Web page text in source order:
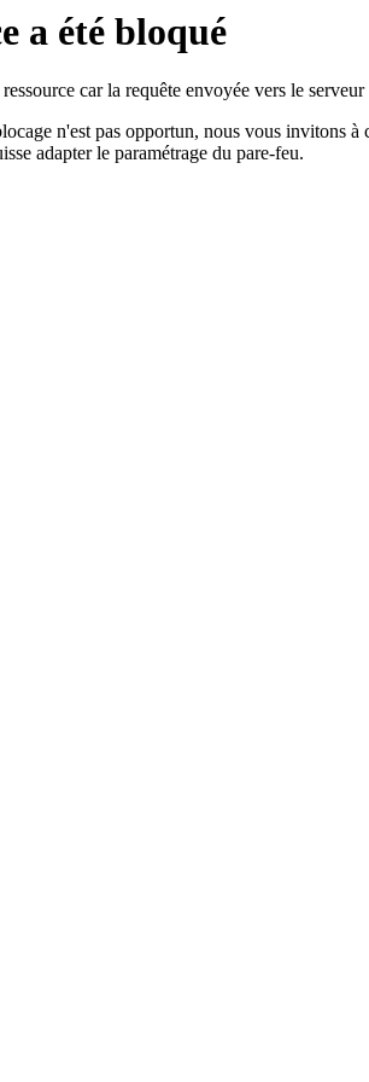
a été bloqué
car la requête envoyée vers le serveur
n'est pas opportun, nous vous invitons à
adapter le paramétrage du pare-feu.